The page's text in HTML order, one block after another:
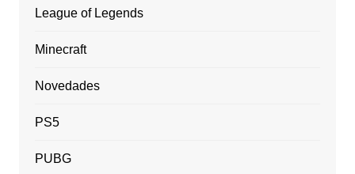
League of Legends
Minecraft
Novedades
PS5
PUBG